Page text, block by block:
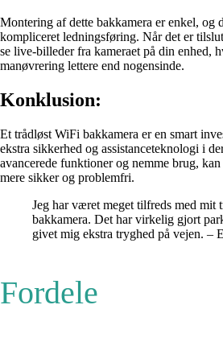
Montering af dette bakkamera er enkel, og
kompliceret ledningsføring. Når det er
se live-billeder fra kameraet på din enhed,
manøvrering lettere end nogensinde.
Konklusion:
Et trådløst WiFi bakkamera er en smart
ekstra sikkerhed og assistanceteknologi i
avancerede funktioner og nemme brug,
mere sikker og problemfri.
Jeg har været meget tilfreds med mit
bakkamera. Det har virkelig gjort
givet mig ekstra tryghed på vejen. –
Fordele